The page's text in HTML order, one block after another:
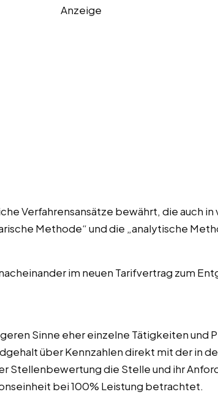
Anzeige
Verfahrensansätze bewährt, die auch
Methode“ und die „analytische
im neuen Tarifvertrag zum
Sinne eher einzelne Tätigkeiten und
über Kennzahlen direkt mit der in
Stellenbewertung die Stelle und ihr
bei 100% Leistung betrachtet.